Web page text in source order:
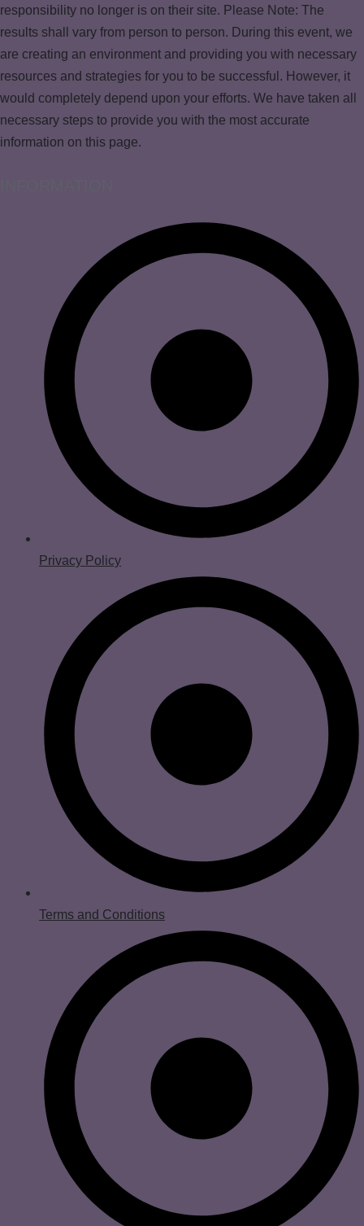
responsibility no longer is on their site. Please Note: The
results shall vary from person to person. During this event, we
are creating an environment and providing you with necessary
resources and strategies for you to be successful. However, it
would completely depend upon your efforts. We have taken all
necessary steps to provide you with the most accurate
information on this page.
Privacy Policy
Terms and Conditions